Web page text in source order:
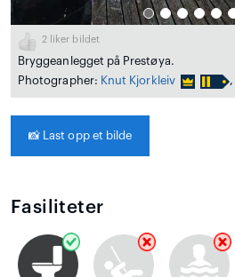
2 liker bildet
Bryggeanlegget på Prestøya.
Photographer: Knut Kjorkleiv ,
📸 Last opp et bilde
Fasiliteter